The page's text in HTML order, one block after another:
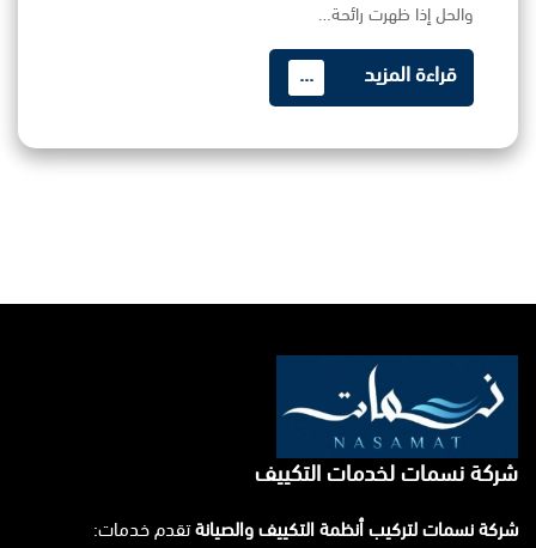
والحل إذا ظهرت رائحة…
قراءة المزيد ...
شركة نسمات لخدمات التكييف
شركة نسمات لتركيب أنظمة التكييف والصيانةتقدم خدمات: